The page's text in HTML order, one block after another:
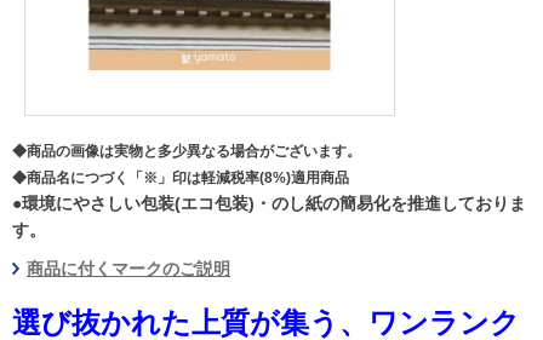
◆商品の画像は実物と多少異なる場合がございます。
◆商品名につづく「※」印は軽減税率(8%)適用商品
●環境にやさしい包装(エコ包装)・のし紙の簡易化を推進しておりま
す。
商品に付くマークのご説明
選び抜かれた上質が集う、ワンランク